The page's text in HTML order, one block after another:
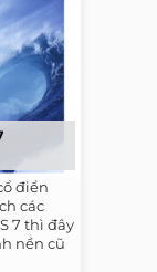
điển
các
7 thì đây
nền cũ